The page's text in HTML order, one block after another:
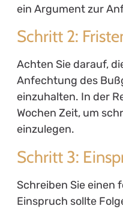
ein Argument zur
Schritt 2:
Achten Sie darauf,
Anfechtung des
einzuhalten. In der
Wochen Zeit, um
einzulegen.
Schritt 3:
Schreiben Sie einen
Einspruch sollte